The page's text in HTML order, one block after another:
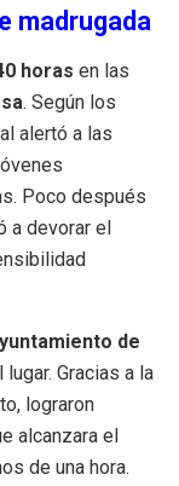
madrugada
horas en las
. Según los
alertó a las
Poco después
a devorar el
de
Gracias a la
lograron
alcanzara el
de una hora.